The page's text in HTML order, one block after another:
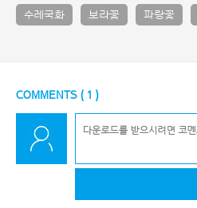
수레국화 보라꽃 파랑꽃
COMMENTS ( 1 )